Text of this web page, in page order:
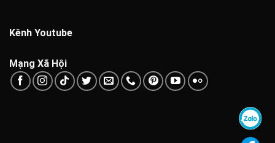
Kênh Youtube
Mạng Xã Hội